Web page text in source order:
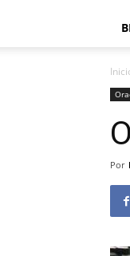
Por